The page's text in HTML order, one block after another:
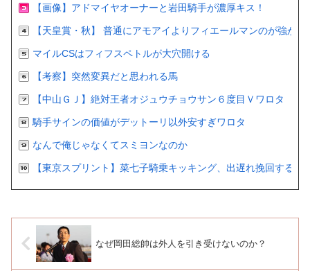
【画像】アドマイヤオーナーと岩田騎手が濃厚キス！
【天皇賞・秋】 普通にアモアイよりフィエールマンのが強かっ
マイルCSはフィフスペトルが大穴開ける
【考察】突然変異だと思われる馬
【中山ＧＪ】絶対王者オジュウチョウサン６度目Ｖワロタ
騎手サインの価値がデットーリ以外安すぎワロタ
なんで俺じゃなくてスミヨンなのか
【東京スプリント】菜七子騎乗キッキング、出遅れ挽回するも
なぜ岡田総帥は外人を引き受けないのか？